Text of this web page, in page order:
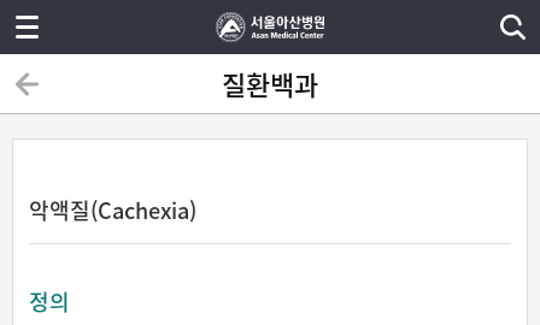
질환백과
악액질(Cachexia)
정의